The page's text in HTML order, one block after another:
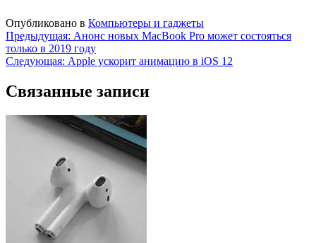
Опубликовано в Компьютеры и гаджеты
Навигация
по
Предыдущая: Анонс новых MacBook Pro может состояться
только в 2019 году
Следующая: Apple ускорит анимацию в iOS 12
Связанные записи